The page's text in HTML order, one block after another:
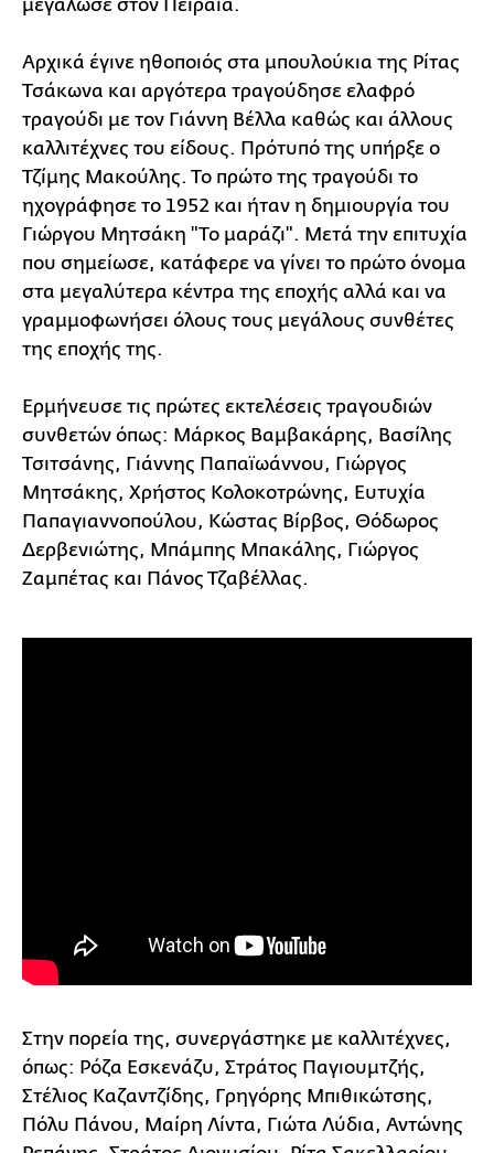
μεγάλωσε στον Πειραιά.
Αρχικά έγινε ηθοποιός στα μπουλούκια της Ρίτας
Τσάκωνα και αργότερα τραγούδησε ελαφρό
τραγούδι με τον Γιάννη Βέλλα καθώς και άλλους
καλλιτέχνες του είδους. Πρότυπό της υπήρξε ο
Τζίμης Μακούλης. Το πρώτο της τραγούδι το
ηχογράφησε το 1952 και ήταν η δημιουργία του
Γιώργου Μητσάκη "Το μαράζι". Μετά την επιτυχία
που σημείωσε, κατάφερε να γίνει το πρώτο όνομα
στα μεγαλύτερα κέντρα της εποχής αλλά και να
γραμμοφωνήσει όλους τους μεγάλους συνθέτες
της εποχής της.
Ερμήνευσε τις πρώτες εκτελέσεις τραγουδιών
συνθετών όπως: Μάρκος Βαμβακάρης, Βασίλης
Τσιτσάνης, Γιάννης Παπαϊωάννου, Γιώργος
Μητσάκης, Χρήστος Κολοκοτρώνης, Ευτυχία
Παπαγιαννοπούλου, Κώστας Βίρβος, Θόδωρος
Δερβενιώτης, Μπάμπης Μπακάλης, Γιώργος
Ζαμπέτας και Πάνος Τζαβέλλας.
Στην πορεία της, συνεργάστηκε με καλλιτέχνες,
όπως: Ρόζα Εσκενάζυ, Στράτος Παγιουμτζής,
Στέλιος Καζαντζίδης, Γρηγόρης Μπιθικώτσης,
Πόλυ Πάνου, Μαίρη Λίντα, Γιώτα Λύδια, Αντώνης